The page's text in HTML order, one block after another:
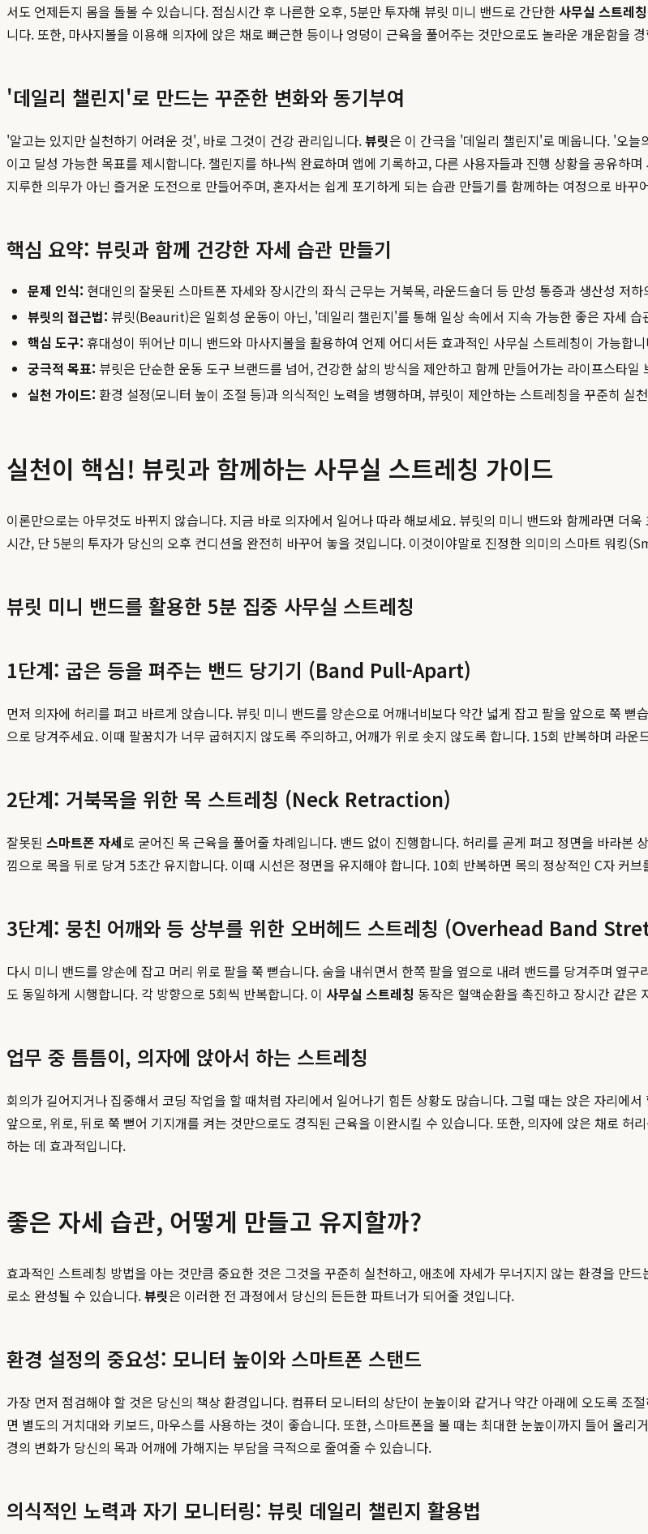
서도 언제든지 몸을 돌볼 수 있습니다. 점심시간 후 나른한 오후, 5분만 투자해 뷰릿 미니 밴드로 간단한 사무실 스트레칭
니다. 또한, 마사지볼을 이용해 의자에 앉은 채로 뻐근한 등이나 엉덩이 근육을 풀어주는 것만으로도 놀라운 개운함을
'데일리 챌린지'로 만드는 꾸준한 변화와 동기부여
'알고는 있지만 실천하기 어려운 것', 바로 그것이 건강 관리입니다.뷰릿은 이 간극을 '데일리 챌린지'로 메웁니다. '오
이고 달성 가능한 목표를 제시합니다. 챌린지를 하나씩 완료하며 앱에 기록하고, 다른 사용자들과 진행 상황을 공유
지루한 의무가 아닌 즐거운 도전으로 만들어주며, 혼자서는 쉽게 포기하게 되는 습관 만들기를 함께하는 여정으로 바꾸
핵심 요약: 뷰릿과 함께 건강한 자세 습관 만들기
문제 인식: 현대인의 잘못된 스마트폰 자세와 장시간의 좌식 근무는 거북목, 라운드숄더 등 만성 통증과 생산성 저
뷰릿의 접근법: 뷰릿(Beaurit)은 일회성 운동이 아닌, '데일리 챌린지'를 통해 일상 속에서 지속 가능한 좋은 자세 습
핵심 도구: 휴대성이 뛰어난 미니 밴드와 마사지볼을 활용하여 언제 어디서든 효과적인 사무실 스트레칭이 가능합
궁극적 목표: 뷰릿은 단순한 운동 도구 브랜드를 넘어, 건강한 삶의 방식을 제안하고 함께 만들어가는 라이프스타일
실천 가이드: 환경 설정(모니터 높이 조절 등)과 의식적인 노력을 병행하며, 뷰릿이 제안하는 스트레칭을 꾸준히 실
실천이 핵심! 뷰릿과 함께하는 사무실 스트레칭 가이드
이론만으로는 아무것도 바뀌지 않습니다. 지금 바로 의자에서 일어나 따라 해보세요. 뷰릿의 미니 밴드와 함께라면 더
시간, 단 5분의 투자가 당신의 오후 컨디션을 완전히 바꾸어 놓을 것입니다. 이것이야말로 진정한 의미의 스마트 워킹
뷰릿 미니 밴드를 활용한 5분 집중 사무실 스트레칭
1단계: 굽은 등을 펴주는 밴드 당기기 (Band Pull-Apart)
먼저 의자에 허리를 펴고 바르게 앉습니다. 뷰릿 미니 밴드를 양손으로 어깨너비보다 약간 넓게 잡고 팔을 앞으로 쭉
으로 당겨주세요. 이때 팔꿈치가 너무 굽혀지지 않도록 주의하고, 어깨가 위로 솟지 않도록 합니다. 15회 반복하며 라
2단계: 거북목을 위한 목 스트레칭 (Neck Retraction)
잘못된 스마트폰 자세로 굳어진 목 근육을 풀어줄 차례입니다. 밴드 없이 진행합니다. 허리를 곧게 펴고 정면을 바라본
낌으로 목을 뒤로 당겨 5초간 유지합니다. 이때 시선은 정면을 유지해야 합니다. 10회 반복하면 목의 정상적인 C자 커
3단계: 뭉친 어깨와 등 상부를 위한 오버헤드 스트레칭 (Overhead Band
다시 미니 밴드를 양손에 잡고 머리 위로 팔을 쭉 뻗습니다. 숨을 내쉬면서 한쪽 팔을 옆으로 내려 밴드를 당겨주며 옆
도 동일하게 시행합니다. 각 방향으로 5회씩 반복합니다. 이 사무실 스트레칭 동작은 혈액순환을 촉진하고 장시간 같은
업무 중 틈틈이, 의자에 앉아서 하는 스트레칭
회의가 길어지거나 집중해서 코딩 작업을 할 때처럼 자리에서 일어나기 힘든 상황도 많습니다. 그럴 때는 앉은 자리에
앞으로, 위로, 뒤로 쭉 뻗어 기지개를 켜는 것만으로도 경직된 근육을 이완시킬 수 있습니다. 또한, 의자에 앉은 채로
하는 데 효과적입니다.
좋은 자세 습관, 어떻게 만들고 유지할까?
효과적인 스트레칭 방법을 아는 것만큼 중요한 것은 그것을 꾸준히 실천하고, 애초에 자세가 무너지지 않는 환경을 만드
로소 완성될 수 있습니다.뷰릿은 이러한 전 과정에서 당신의 든든한 파트너가 되어줄 것입니다.
환경 설정의 중요성: 모니터 높이와 스마트폰 스탠드
가장 먼저 점검해야 할 것은 당신의 책상 환경입니다. 컴퓨터 모니터의 상단이 눈높이와 같거나 약간 아래에 오도록
면 별도의 거치대와 키보드, 마우스를 사용하는 것이 좋습니다. 또한, 스마트폰을 볼 때는 최대한 눈높이까지 들어 올
경의 변화가 당신의 목과 어깨에 가해지는 부담을 극적으로 줄여줄 수 있습니다.
의식적인 노력과 자기 모니터링: 뷰릿 데일리 챌린지 활용법